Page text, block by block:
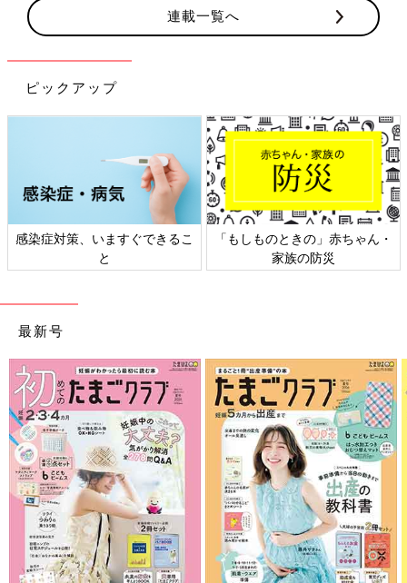
連載一覧へ
ピックアップ
日本外来小児科学会リーフレッ
ト検討会
六星占術 細木かおりさんの人生
相談
最新号